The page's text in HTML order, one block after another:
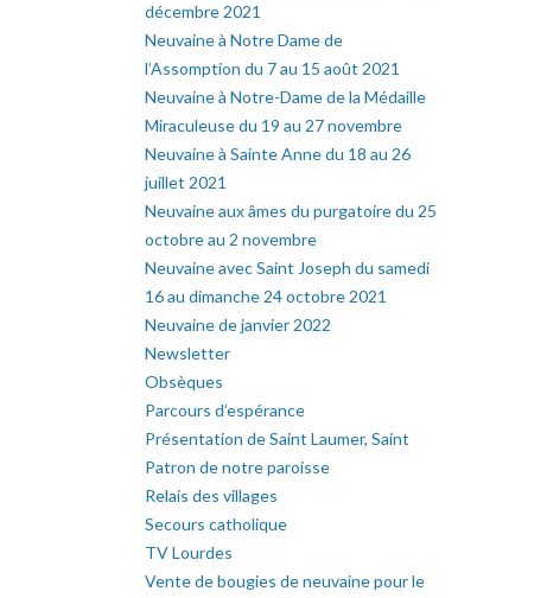
décembre 2021
Neuvaine à Notre Dame de
l’Assomption du 7 au 15 août 2021
Neuvaine à Notre-Dame de la Médaille
Miraculeuse du 19 au 27 novembre
Neuvaine à Sainte Anne du 18 au 26
juillet 2021
Neuvaine aux âmes du purgatoire du 25
octobre au 2 novembre
Neuvaine avec Saint Joseph du samedi
16 au dimanche 24 octobre 2021
Neuvaine de janvier 2022
Newsletter
Obsèques
Parcours d’espérance
Présentation de Saint Laumer, Saint
Patron de notre paroisse
Relais des villages
Secours catholique
TV Lourdes
Vente de bougies de neuvaine pour le